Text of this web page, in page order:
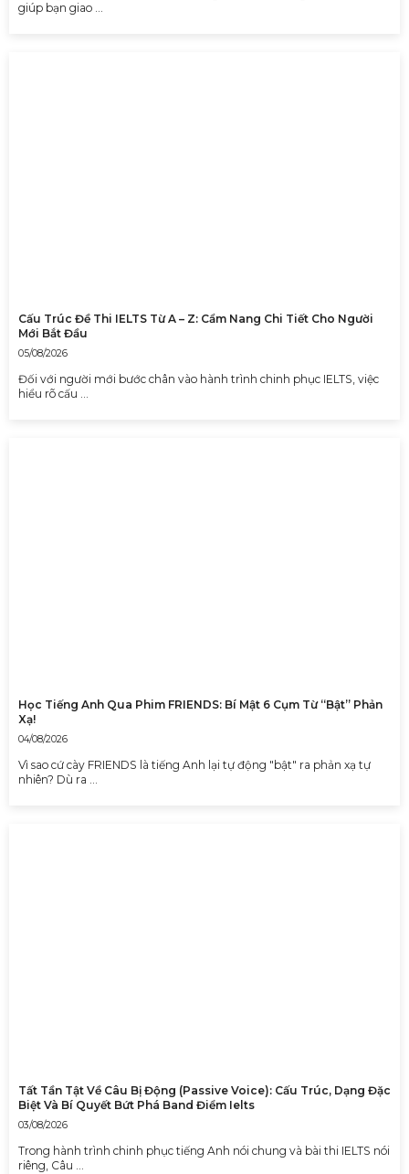
giúp bạn giao …
Cấu Trúc Đề Thi IELTS Từ A – Z: Cẩm Nang Chi Tiết Cho Người
Mới Bắt Đầu
05/08/2026
Đối với người mới bước chân vào hành trình chinh phục IELTS, việc
hiểu rõ cấu …
Học Tiếng Anh Qua Phim FRIENDS: Bí Mật 6 Cụm Từ “Bật” Phản
Xạ!
04/08/2026
Vì sao cứ cày FRIENDS là tiếng Anh lại tự động "bật" ra phản xạ tự
nhiên? Dù ra …
Tất Tần Tật Về Câu Bị Động (Passive Voice): Cấu Trúc, Dạng Đặc
Biệt Và Bí Quyết Bứt Phá Band Điểm Ielts
03/08/2026
Trong hành trình chinh phục tiếng Anh nói chung và bài thi IELTS nói
riêng, Câu …